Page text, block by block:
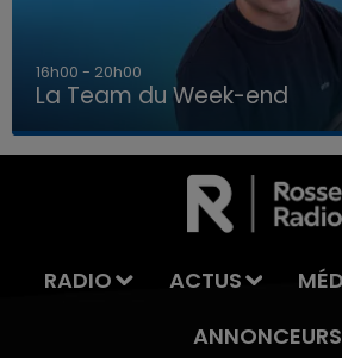
LA TEAM DU WEEK-END
7h00 - 12h00
La Team du Week-end
RADIO ACTUS
ANNONCEURS